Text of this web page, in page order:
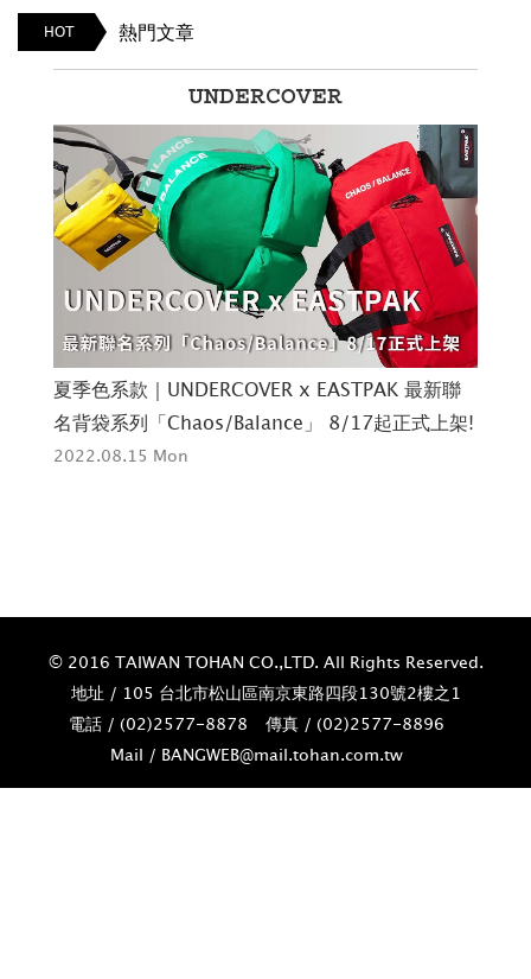
HOT 熱門文章
UNDERCOVER
夏季色系款｜UNDERCOVER x EASTPAK 最新聯
名背袋系列「Chaos/Balance」 8/17起正式上架!
2022.08.15 Mon
© 2016 TAIWAN TOHAN CO.,LTD. All Rights Reserved.
地址 / 105 台北市松山區南京東路四段130號2樓之1
電話 / (02)­2577-8878
傳真 / (02)­2577-8896
Mail / BANGWEB@mail.tohan.com.tw